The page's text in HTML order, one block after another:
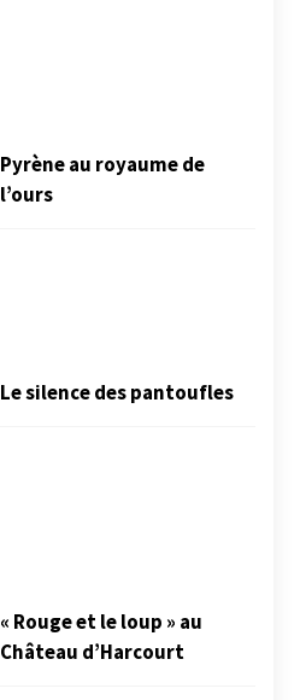
Pyrène au royaume de
l’ours
Le silence des pantoufles
« Rouge et le loup » au
Château d’Harcourt